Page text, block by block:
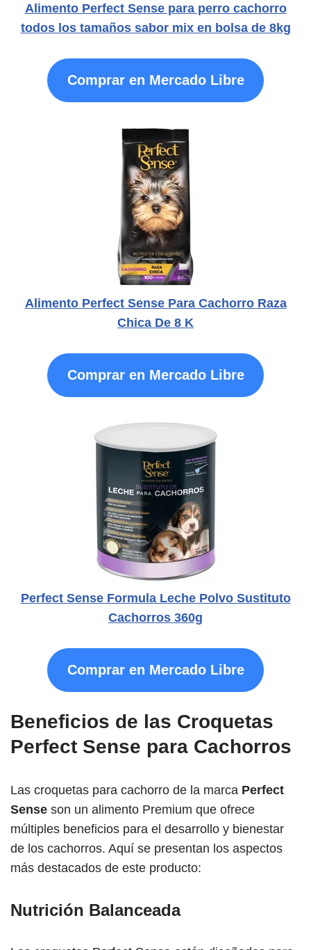
Alimento Perfect Sense para perro cachorro
todos los tamaños sabor mix en bolsa de 8kg
Comprar en Mercado Libre
Alimento Perfect Sense Para Cachorro Raza
Chica De 8 K
Comprar en Mercado Libre
Perfect Sense Formula Leche Polvo Sustituto
Cachorros 360g
Comprar en Mercado Libre
Beneficios de las Croquetas
Perfect Sense para Cachorros
Las croquetas para cachorro de la marca Perfect
Sense son un alimento Premium que ofrece
múltiples beneficios para el desarrollo y bienestar
de los cachorros. Aquí se presentan los aspectos
más destacados de este producto:
Nutrición Balanceada